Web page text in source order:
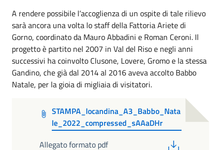
A rendere possibile l’accoglienza di un ospite di tale rilievo
sarà ancora una volta lo staff della Fattoria Ariete di
Gorno, coordinato da Mauro Abbadini e Roman Ceroni. Il
progetto è partito nel 2007 in Val del Riso e negli anni
successivi ha coinvolto Clusone, Lovere, Gromo e la stessa
Gandino, che già dal 2014 al 2016 aveva accolto Babbo
Natale, per la gioia di migliaia di visitatori.
STAMPA_locandina_A3_Babbo_Nata
le_2022_compressed_sAAaDHr
Allegato formato pdf